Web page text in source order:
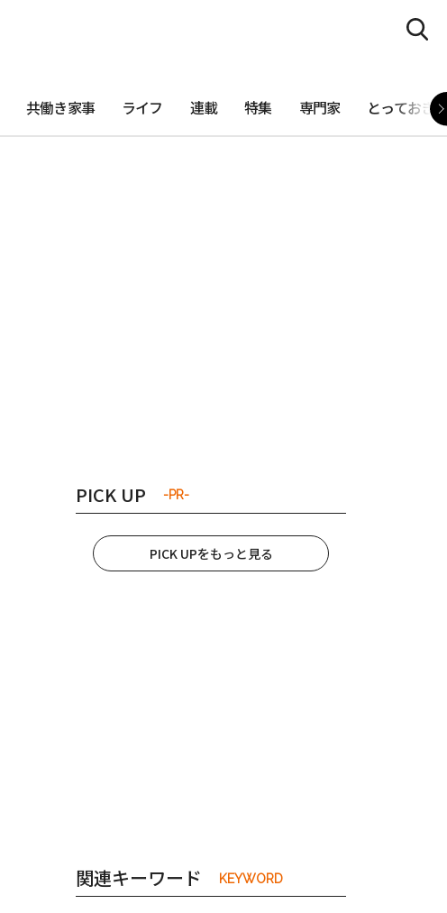
共働き家事 ライフ 連載 特集 専門家 とっておき
PICK UP -PR-
PICK UPをもっと見る
関連キーワード KEYWORD